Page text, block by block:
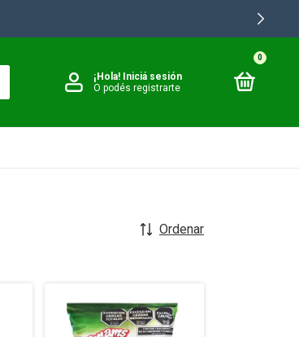
¡Hola! Iniciá sesión
O podés registrarte
0
Ordenar